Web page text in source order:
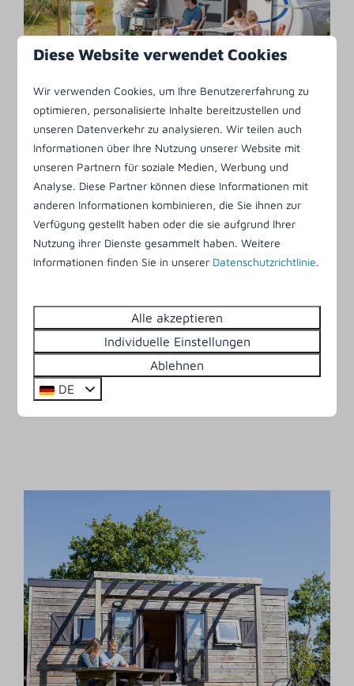
Ein Kurzwoche Camping auf Ameland? Auch das
ist auf Klein Vaarwater möglich! Buchen Sie einen
Stellplatz für Ihr Zelt, Ihren Wohnwagen oder Ihr
Wohnmobil, oder mieten Sie, wenn Ihnen der
Sinn nach etwas mehr Luxus steht, eines unserer
möblierten Zelte oder Villenzelte. Der
Campingplatz befindet sich an der Ostseite des
Buchen Sie jetzt Ihren Stellplatz für einen
Diese Website verwendet Cookies
Wir verwenden Cookies, um Ihre Benutzererfahrung zu
optimieren, personalisierte Inhalte bereitzustellen und
unseren Datenverkehr zu analysieren. Wir teilen auch
Informationen über Ihre Nutzung unserer Website mit
unseren Partnern für soziale Medien, Werbung und
Analyse. Diese Partner können diese Informationen mit
anderen Informationen kombinieren, die Sie ihnen zur
Verfügung gestellt haben oder die sie aufgrund Ihrer
Nutzung ihrer Dienste gesammelt haben. Weitere
Informationen finden Sie in unserer Datenschutzrichtlinie.
Alle akzeptieren
Individuelle Einstellungen
Ablehnen
DE